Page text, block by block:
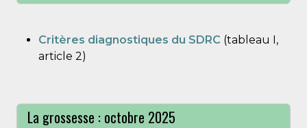
Critères diagnostiques du SDRC (tableau I,
article 2)
La grossesse : octobre 2025